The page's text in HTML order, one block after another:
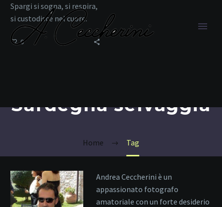
Sardegna selvaggia
Home Tag
Spargi si sogna, si respira,
si custodisce nel cuore.
0
Andrea Ceccherini è un
appassionato fotografo
amatoriale con un forte desiderio